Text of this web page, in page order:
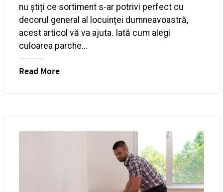
nu știți ce sortiment s-ar potrivi perfect cu
decorul general al locuinței dumneavoastră,
acest articol vă va ajuta. Iată cum alegi
culoarea parche...
Read More